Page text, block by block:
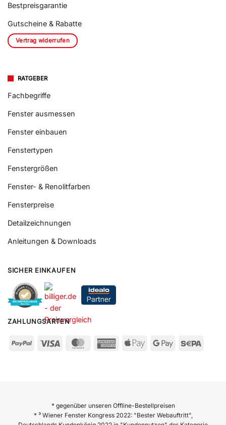
Bestpreisgarantie
Gutscheine & Rabatte
Vertrag widerrufen
RATGEBER
Fachbegriffe
Fenster ausmessen
Fenster einbauen
Fenstertypen
Fenstergrößen
Fenster- & Renolitfarben
Fensterpreise
Detailzeichnungen
Anleitungen & Downloads
SICHER EINKAUFEN
ZAHLUNGSARTEN
* gegenüber unseren Offline-Bestellpreisen
* ³ Wiener Fenster Kongress 2022: "Bester Webauftritt",